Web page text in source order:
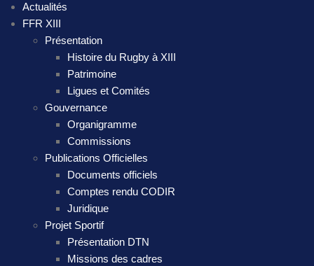
Actualités
FFR XIII
Présentation
Histoire du Rugby à XIII
Patrimoine
Ligues et Comités
Gouvernance
Organigramme
Commissions
Publications Officielles
Documents officiels
Comptes rendu CODIR
Juridique
Projet Sportif
Présentation DTN
Missions des cadres